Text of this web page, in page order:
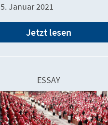
5. Januar 2021
Jetzt lesen
ESSAY